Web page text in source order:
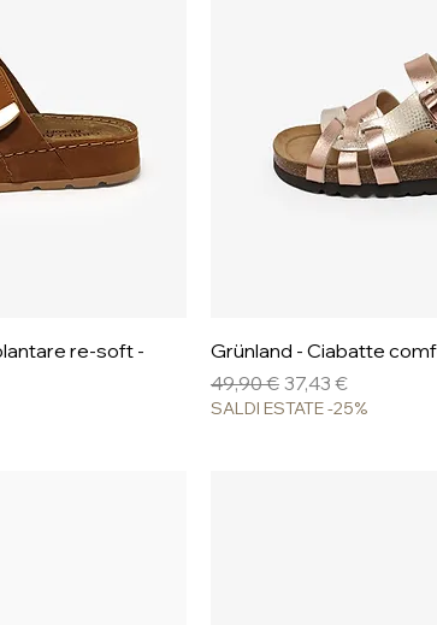
re-soft -
Vista
Grünland - Ciabatte
Prezzo regolare
49,90 € Prezzo scontato
37,43 €
SALDI ESTATE -25%